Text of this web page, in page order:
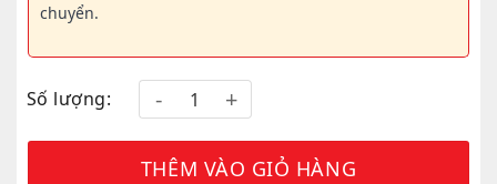
chuyển.
Số lượng:
THÊM VÀO GIỎ HÀNG